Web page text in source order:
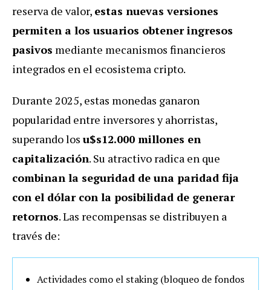
reserva de valor, estas nuevas versiones
permiten a los usuarios obtener ingresos
pasivos mediante mecanismos financieros
integrados en el ecosistema cripto.
Durante 2025, estas monedas ganaron
popularidad entre inversores y ahorristas,
superando los u$s12.000 millones en
capitalización. Su atractivo radica en que
combinan la seguridad de una paridad fija
con el dólar con la posibilidad de generar
retornos. Las recompensas se distribuyen a
través de:
Actividades como el staking (bloqueo de fondos